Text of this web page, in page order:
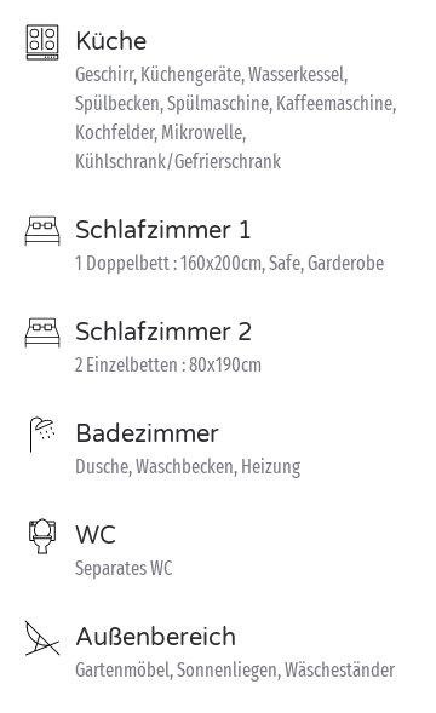
Küche
Geschirr, Küchengeräte, Wasserkessel,
Spülbecken, Spülmaschine, Kaffeemaschine,
Kochfelder, Mikrowelle,
Kühlschrank/Gefrierschrank
Schlafzimmer 1
1 Doppelbett : 160x200cm, Safe, Garderobe
Schlafzimmer 2
2 Einzelbetten : 80x190cm
Badezimmer
Dusche, Waschbecken, Heizung
WC
Separates WC
Außenbereich
Gartenmöbel, Sonnenliegen, Wäscheständer